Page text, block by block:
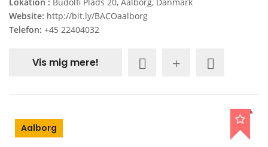
Website: http://bit.ly/BACOaalborg
Telefon: +45 22404032
Vis mig mere!
Aalborg